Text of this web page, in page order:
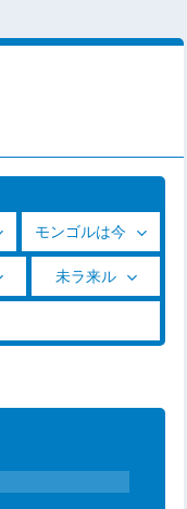
モンゴルは今
未ラ来ル